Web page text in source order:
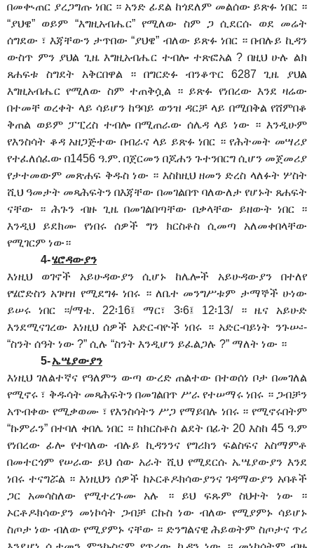
በመቊጠር ያረጋግጡ ነበር ። አንድ ፊደል ከጎደለም መልሰው ይጽፉ ነበር ።
“ያህዌ” ወይም “እግዚአብሔር” የሚለው ስም ጋ ሲደርሱ ወደ መሬት
ሰግደው ፣ እጃቸውን ታጥበው “ያህዌ” ብለው ይጽፉ ነበር ። በብሉይ ኪዳን
ውስጥ ምን ያህል ጊዜ እግዚአብሔር ተብሎ ተጽፎአል ? በዚህ ሁሉ ልክ
ጸሐፍቱ ስግደት አቅርበዋል ። በግርድፉ ብንቆጥር 6287 ጊዜ ያህል
እግዚአብሔር የሚለው ስም ተጠቅሷል ። ይጽፉ የነበረው እንደ ዛሬው
በተመቸ ወረቀት ላይ ሳይሆን ከዓባይ ወንዝ ዳርቻ ላይ በሚበቅል የሸምበቆ
ቅጠል ወይም ፓፒረስ ተብሎ በሚጠራው ሰሌዳ ላይ ነው ። እንዲሁም
የእንስሳት ቆዳ አዘጋጅተው በብራና ላይ ይጽፉ ነበር ። የሕትመት መሣሪያ
የተፈለሰፈው በ1456 ዓ.ም. በጀርመን በጆሐን ጉተንበርግ ሲሆን መጀመሪያ
የታተመውም መጽሐፍ ቅዱስ ነው ። እስከዚህ ዘመን ድረስ ላለፉት ሦስት
ሺህ ዓመታት መጻሕፍትን በእጃቸው በመገልበጥ ባለውለታ የሆኑት ጸሐፍት
ናቸው ። ሕጉን ብዙ ጊዜ በመገልበጣቸው በቃላቸው ይዘውት ነበር ።
እንዲህ ይደክሙ የነበሩ ሰዎች ግን ክርስቶስ ሲመጣ አለመቀበላቸው
የሚገርም ነው።
4-ሄሮዳውያን
እነዚህ ወገኖች አይሁዳውያን ሲሆኑ ከሌሎች አይሁዳውያን በተለየ
የሄሮድስን አገዛዝ የሚደግፉ ነበሩ ። ለቤተ መንግሥቱም ታማኞች ሁነው
ይሠሩ ነበር ።/ማቴ. 22፡16፤ ማር፣ 3፡6፤ 12፡13/ ። ዜና አይሁድ
እንደሚናገረው እነዚህ ሰዎች አድር-ባዮች ነበሩ ። አድር-ባይነት ንጉሡ፡-
“ስንት ሰዓት ነው ?” ሲሉ “ስንት እንዲሆን ይፈልጋሉ ?” ማለት ነው ።
5-ኤሤያውያን
እነዚህ ገለልተኛና የዓለምን ውጣ ውረድ ጠልተው በተወሰነ ቦታ በመገለል
የሚኖሩ ፣ ቅዱሳት መጻሕፍትን በመገልበጥ ሥራ የተሠማሩ ነበሩ ። ጋብቻን
አጥብቀው የሚቃወሙ ፣ የእንስሳትን ሥጋ የማይበሉ ነበሩ ። የሚኖሩበትም
“ኩምራን” በተባለ ቀበሌ ነበር ። ከክርስቶስ ልደት በፊት 20 እስከ 45 ዓ.ም
የነበረው ፊሎ የተባለው ብሉይ ኪዳንንና የግሪክን ፍልስፍና አስማምቶ
በመተርጎም የሠራው ይህ ሰው አራት ሺህ የሚደርሱ ኤሤያውያን እንደ
ነበሩ ተናግሯል ። እነዚህን ሰዎች ከኦርቶዶክሳውያንና ገዳማውያን አባቶች
ጋር አመሳስለው የሚተረጉሙ አሉ ። ይህ ፍጹም ስህተት ነው ።
ኦርቶዶክሳውያን መነኮሳት ጋብቻ ርኩስ ነው ብለው የሚያምኑ ሳይሆኑ
ስጦታ ነው ብለው የሚያምኑ ናቸው ። ድንግልናዊ ሕይወትም ስጦታና ጥሪ